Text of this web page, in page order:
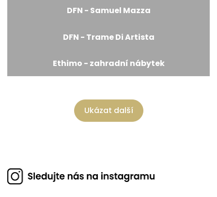
DFN - Samuel Mazza
DFN - Trame Di Artista
Ethimo - zahradní nábytek
Ukázat další